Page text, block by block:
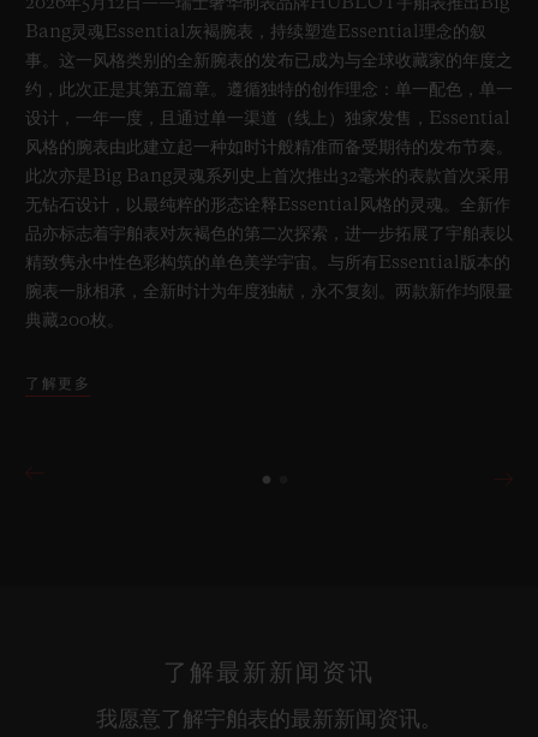
2026年5月12日——瑞士奢华制表品牌HUBLOT宇舶表推出Big
Bang灵魂Essential灰褐腕表，持续塑造Essential理念的叙
事。这一风格类别的全新腕表的发布已成为与全球收藏家的年度之
约，此次正是其第五篇章。遵循独特的创作理念：单一配色，单一
设计，一年一度，且通过单一渠道（线上）独家发售，Essential
风格的腕表由此建立起一种如时计般精准而备受期待的发布节奏。
此次亦是Big Bang灵魂系列史上首次推出32毫米的表款首次采用
无钻石设计，以最纯粹的形态诠释Essential风格的灵魂。全新作
品亦标志着宇舶表对灰褐色的第二次探索，进一步拓展了宇舶表以
精致隽永中性色彩构筑的单色美学宇宙。与所有Essential版本的
腕表一脉相承，全新时计为年度独献，永不复刻。两款新作均限量
典藏200枚。
了解更多
了解最新新闻资讯
我愿意了解宇舶表的最新新闻资讯。